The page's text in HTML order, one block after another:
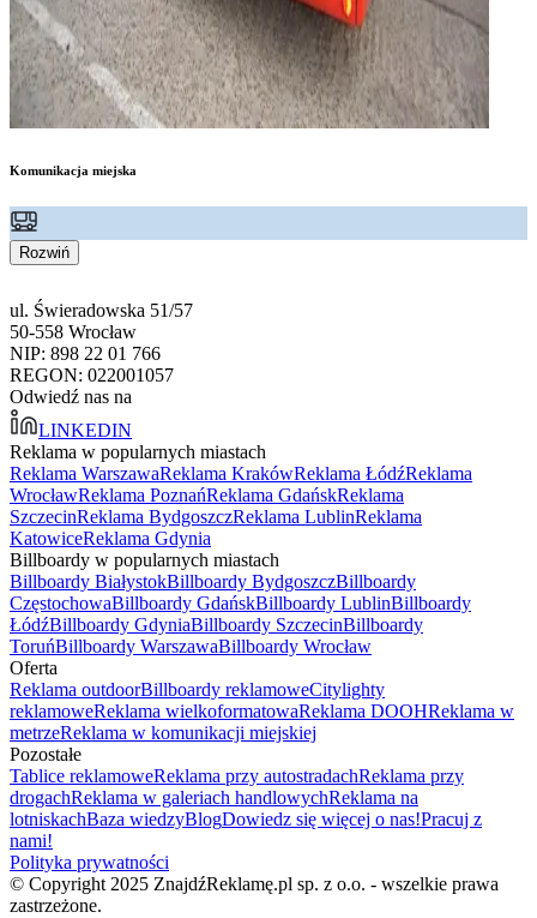
Komunikacja miejska
Rozwiń
ul. Świeradowska 51/57
50-558 Wrocław
NIP: 898 22 01 766
REGON: 022001057
Odwiedź nas na
LINKEDIN
Reklama w popularnych miastach
Reklama WarszawaReklama KrakówReklama ŁódźReklama
WrocławReklama PoznańReklama GdańskReklama
SzczecinReklama BydgoszczReklama LublinReklama
KatowiceReklama Gdynia
Billboardy w popularnych miastach
Billboardy BiałystokBillboardy BydgoszczBillboardy
CzęstochowaBillboardy GdańskBillboardy LublinBillboardy
ŁódźBillboardy GdyniaBillboardy SzczecinBillboardy
ToruńBillboardy WarszawaBillboardy Wrocław
Oferta
Reklama outdoorBillboardy reklamoweCitylighty
reklamoweReklama wielkoformatowaReklama DOOHReklama w
metrzeReklama w komunikacji miejskiej
Pozostałe
Tablice reklamoweReklama przy autostradachReklama przy
drogachReklama w galeriach handlowychReklama na
lotniskachBaza wiedzyBlogDowiedz się więcej o nas!Pracuj z
nami!
Polityka prywatności
© Copyright 2025 ZnajdźReklamę.pl sp. z o.o. - wszelkie prawa
zastrzeżone.